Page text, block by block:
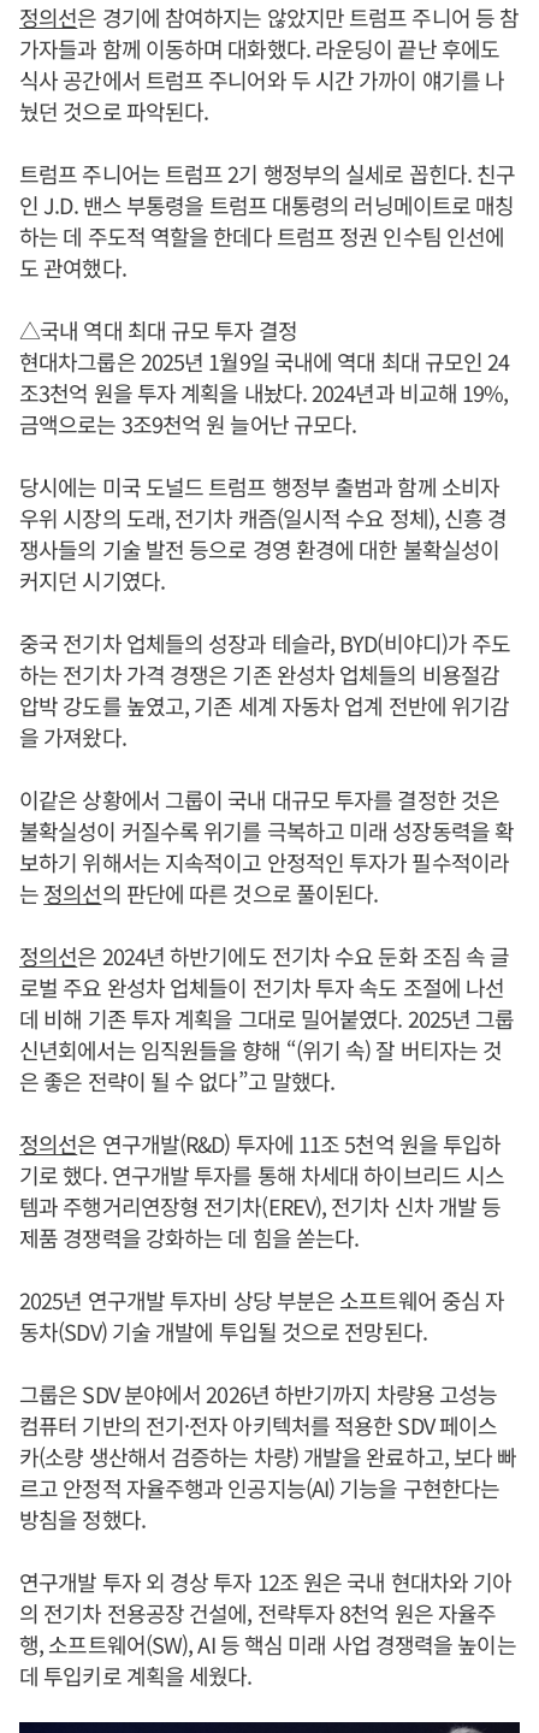
정의선은 경기에 참여하지는 않았지만 트럼프 주니어 등 참
가자들과 함께 이동하며 대화했다. 라운딩이 끝난 후에도
식사 공간에서 트럼프 주니어와 두 시간 가까이 얘기를 나
눴던 것으로 파악된다.
트럼프 주니어는 트럼프 2기 행정부의 실세로 꼽힌다. 친구
인 J.D. 밴스 부통령을 트럼프 대통령의 러닝메이트로 매칭
하는 데 주도적 역할을 한데다 트럼프 정권 인수팀 인선에
도 관여했다.
△국내 역대 최대 규모 투자 결정
현대차그룹은 2025년 1월9일 국내에 역대 최대 규모인 24
조3천억 원을 투자 계획을 내놨다. 2024년과 비교해 19%,
금액으로는 3조9천억 원 늘어난 규모다.
당시에는 미국 도널드 트럼프 행정부 출범과 함께 소비자
우위 시장의 도래, 전기차 캐즘(일시적 수요 정체), 신흥 경
쟁사들의 기술 발전 등으로 경영 환경에 대한 불확실성이
커지던 시기였다.
중국 전기차 업체들의 성장과 테슬라, BYD(비야디)가 주도
하는 전기차 가격 경쟁은 기존 완성차 업체들의 비용절감
압박 강도를 높였고, 기존 세계 자동차 업계 전반에 위기감
을 가져왔다.
이같은 상황에서 그룹이 국내 대규모 투자를 결정한 것은
불확실성이 커질수록 위기를 극복하고 미래 성장동력을 확
보하기 위해서는 지속적이고 안정적인 투자가 필수적이라
는정의선의 판단에 따른 것으로 풀이된다.
정의선은 2024년 하반기에도 전기차 수요 둔화 조짐 속 글
로벌 주요 완성차 업체들이 전기차 투자 속도 조절에 나선
데 비해 기존 투자 계획을 그대로 밀어붙였다. 2025년 그룹
신년회에서는 임직원들을 향해 “(위기 속) 잘 버티자는 것
은 좋은 전략이 될 수 없다”고 말했다.
정의선은 연구개발(R&D) 투자에 11조 5천억 원을 투입하
기로 했다. 연구개발 투자를 통해 차세대 하이브리드 시스
템과 주행거리연장형 전기차(EREV), 전기차 신차 개발 등
제품 경쟁력을 강화하는 데 힘을 쏟는다.
2025년 연구개발 투자비 상당 부분은 소프트웨어 중심 자
동차(SDV) 기술 개발에 투입될 것으로 전망된다.
그룹은 SDV 분야에서 2026년 하반기까지 차량용 고성능
컴퓨터 기반의 전기·전자 아키텍처를 적용한 SDV 페이스
카(소량 생산해서 검증하는 차량) 개발을 완료하고, 보다 빠
르고 안정적 자율주행과 인공지능(AI) 기능을 구현한다는
방침을 정했다.
연구개발 투자 외 경상 투자 12조 원은 국내 현대차와 기아
의 전기차 전용공장 건설에, 전략투자 8천억 원은 자율주
행, 소프트웨어(SW), AI 등 핵심 미래 사업 경쟁력을 높이는
데 투입키로 계획을 세웠다.